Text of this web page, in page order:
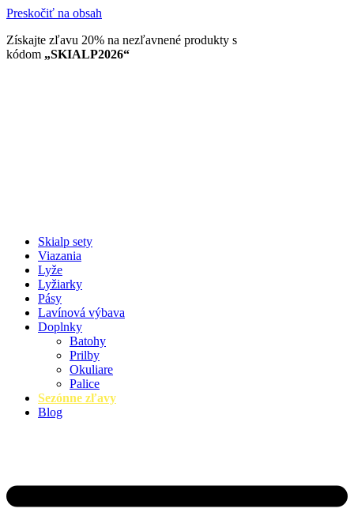
Preskočiť na obsah
Získajte zľavu 20% na nezľavnené produkty​ s
kódom „SKIALP2026“
Skialp sety
Viazania
Lyže
Lyžiarky
Pásy
Lavínová výbava
Doplnky
Batohy
Prilby
Okuliare
Palice
Sezónne zľavy
Blog